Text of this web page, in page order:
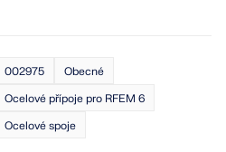
mapy oblastí pro
zatížení, rychlostí větru
ZÓN
002975
Obecné
Ocelové přípoje pro RFEM 6
Ocelové spoje